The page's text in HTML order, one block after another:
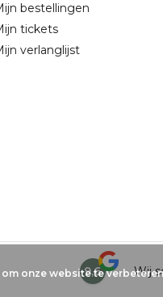
bestellingen
tickets
verlanglijst
9,6 Wij
onze website te